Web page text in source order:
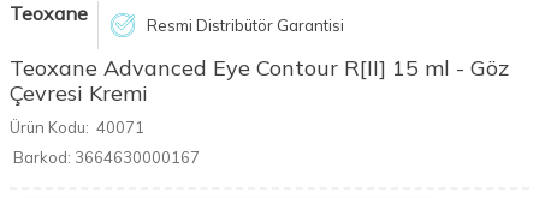
Teoxane Resmi Distribütör Garantisi
Teoxane Advanced Eye Contour R[II] 15 ml - Göz
Çevresi Kremi
Ürün Kodu: 40071
Barkod: 3664630000167